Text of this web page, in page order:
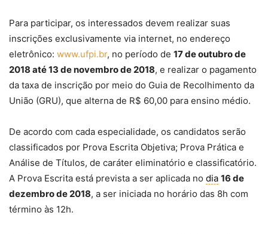
Para participar, os interessados devem realizar suas
inscrições exclusivamente via internet, no endereço
eletrônico: www.ufpi.br, no período de 17 de outubro de
2018 até 13 de novembro de 2018, e realizar o pagamento
da taxa de inscrição por meio do Guia de Recolhimento da
União (GRU), que alterna de R$ 60,00 para ensino médio.
De acordo com cada especialidade, os candidatos serão
classificados por Prova Escrita Objetiva; Prova Prática e
Análise de Títulos, de caráter eliminatório e classificatório.
A Prova Escrita está prevista a ser aplicada no dia 16 de
dezembro de 2018, a ser iniciada no horário das 8h com
término às 12h.